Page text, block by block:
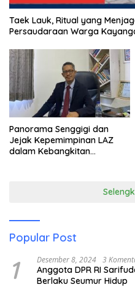
Taek Lauk, Ritual yang
Persaudaraan Warga
Panorama Senggigi dan
Jejak Kepemimpinan LAZ
dalam Kebangkitan
Popular Post
1 Desember 8, 2024 3
Anggota DPR RI
Berlaku Seumur Hidup